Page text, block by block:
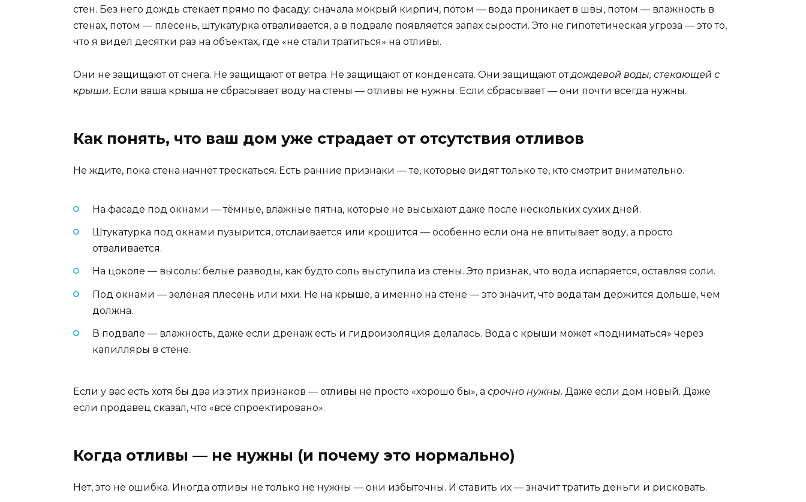
стен. Без него дождь стекает прямо по фасаду: сначала мокрый кирпич, потом — вода проникает в швы, потом — влажность в
стенах, потом — плесень, штукатурка отваливается, а в подвале появляется запах сырости. Это не гипотетическая угроза — это то,
что я видел десятки раз на объектах, где «не стали тратиться» на отливы.
Они не защищают от снега. Не защищают от ветра. Не защищают от конденсата. Они защищают отдождевой воды, стекающей с
крыши. Если ваша крыша не сбрасывает воду на стены — отливы не нужны. Если сбрасывает — они почти всегда нужны.
Как понять, что ваш дом уже страдает от отсутствия отливов
Не ждите, пока стена начнёт трескаться. Есть ранние признаки — те, которые видят только те, кто смотрит внимательно.
На фасаде под окнами — тёмные, влажные пятна, которые не высыхают даже после нескольких сухих дней.
Штукатурка под окнами пузырится, отслаивается или крошится — особенно если она не впитывает воду, а просто
отваливается.
На цоколе — высолы: белые разводы, как будто соль выступила из стены. Это признак, что вода испаряется, оставляя соли.
Под окнами — зелёная плесень или мхи. Не на крыше, а именно на стене — это значит, что вода там держится дольше, чем
должна.
В подвале — влажность, даже если дренаж есть и гидроизоляция делалась. Вода с крыши может «подниматься» через
капилляры в стене.
Если у вас есть хотя бы два из этих признаков — отливы не просто «хорошо бы», а срочно нужны. Даже если дом новый. Даже
если продавец сказал, что «всё спроектировано».
Когда отливы — не нужны (и почему это нормально)
Нет, это не ошибка. Иногда отливы не только не нужны — они избыточны. И ставить их — значит тратить деньги и рисковать.